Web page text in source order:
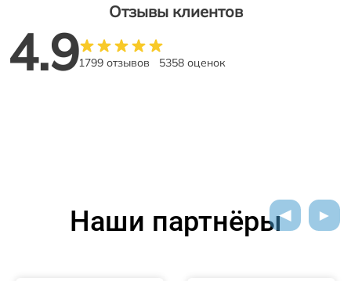
Отзывы клиентов
4.91799 отзывов 5358 оценок
Наши партнёры